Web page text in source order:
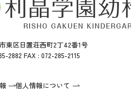
東区日置荘西町2丁42番1号
2882 FAX : 072-285-2115
個人情報について